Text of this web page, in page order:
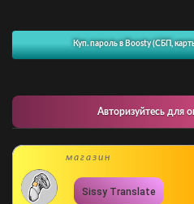
Куп. пароль в Boosty (СБП,
Авторизуйтесь для
магазин
Sissy Translate